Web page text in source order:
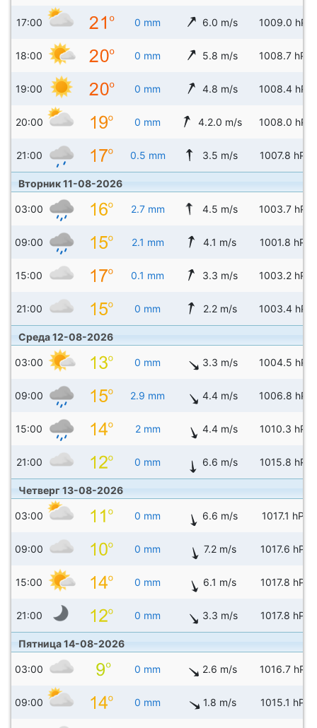
17:00 0 mm 6.0 m/s 1009.0 hPa
18:00 0 mm 5.8 m/s 1008.7 hPa
19:00 0 mm 4.8 m/s 1008.4 hPa
20:00 0 mm 4.2.0 m/s 1008.0 hPa
21:00 0.5 mm 3.5 m/s 1007.8 hPa
Вторник 11-08-2026
03:00 2.7 mm 4.5 m/s 1003.7 hPa
09:00 2.1 mm 4.1 m/s 1001.8 hPa
15:00 0.1 mm 3.3 m/s 1003.2 hPa
21:00 0 mm 2.2 m/s 1003.4 hPa
Среда 12-08-2026
03:00 0 mm 3.3 m/s 1004.5 hPa
09:00 2.9 mm 4.4 m/s 1006.8 hPa
15:00 2 mm 4.4 m/s 1010.3 hPa
21:00 0 mm 6.6 m/s 1015.8 hPa
Четверг 13-08-2026
03:00 0 mm 6.6 m/s 1017.1 hPa
09:00 0 mm 7.2 m/s 1017.6 hPa
15:00 0 mm 6.1 m/s 1017.8 hPa
21:00 0 mm 3.3 m/s 1017.8 hPa
Пятница 14-08-2026
03:00 0 mm 2.6 m/s 1016.7 hPa
09:00 0 mm 1.8 m/s 1015.1 hPa